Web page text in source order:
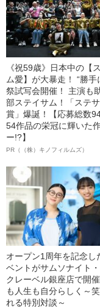
《祝59歳》日本中の【
ム愛】が大暴走！ “勝手
祭試写会開催！ 主演も
部ステイサム！「ステ
賞」爆誕！【応募総数
54作品の栄冠に輝いた
ー!?】
PR（（株）キノフィルムズ）
オープン1周年を記念し
ベントがサムソナイト
クレーベル銀座店で開
も人生も自分らしく～
れる特別対談～